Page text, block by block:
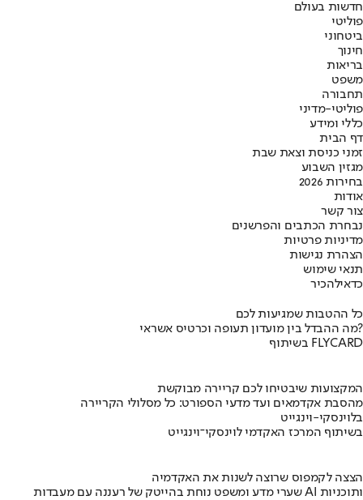
חדשות בעולם
פוליטי
ביטחוני
חינוך
בריאות
משפט
תחבורה
פוליטי-מדיני
כללי ומידע
דף הבית
זמני כניסת וצאת שבת
מגזין השבוע
בחירות 2026
אודות
צור קשר
נבחרת הכתבים והפרשנים
מדיניות פרטיות
הצהרת נגישות
תנאי שימוש
כדאילהכיר
כל ההטבות שמגיעות לכם
מה ההבדל בין מועדון תעופה וכרטיס אשראי?
בשיתוף FLYCARD
המקצועות שיבטיחו לכם קריירה מבוקשת
מהסבת אקדמאים ועד מדעי הספורט: כל מסלולי הקריירה
בלוינסקי-וינגייט
בשיתוף המרכז האקדמי לוינסקי־וינגייט
הצצה לקמפוס שרוצה לשנות את האקדמיה
שערי מדע ומשפט נוחת בהייטק של רעננה עם מעבדות AI ותוכניות